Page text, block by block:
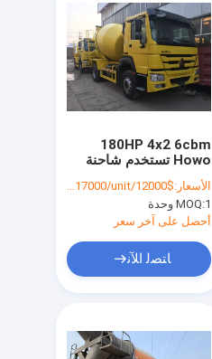
180HP 4x2 6cbm
Howo تستخدم شاحنة
مزيج الخرسانة المصغرة
الأسعار:$12000/unit-$17000/unit
MOQ:1 وحدة
أحصل على آخر سعر
ﺎﺘﺼﻟ ﺍﻶﻧ